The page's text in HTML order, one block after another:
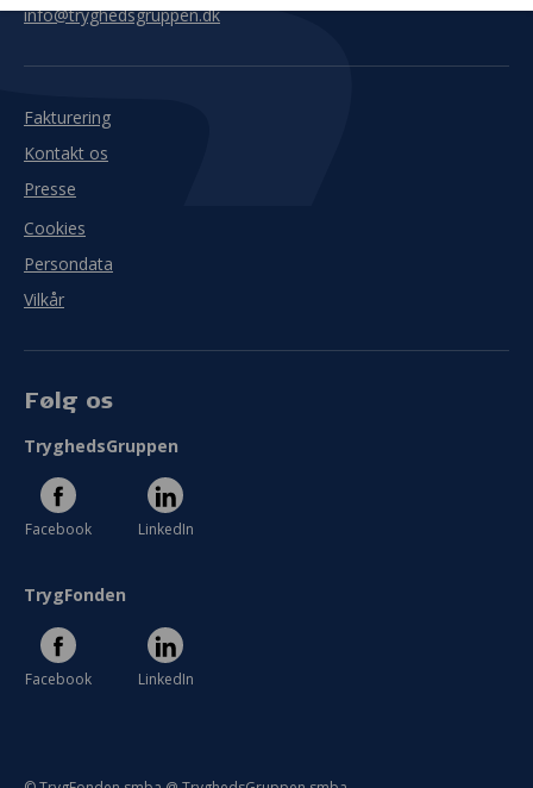
info@tryghedsgruppen.dk
Fakturering
Kontakt os
Presse
Cookies
Persondata
Vilkår
Følg os
TryghedsGruppen
Facebook LinkedIn
TrygFonden
Facebook LinkedIn